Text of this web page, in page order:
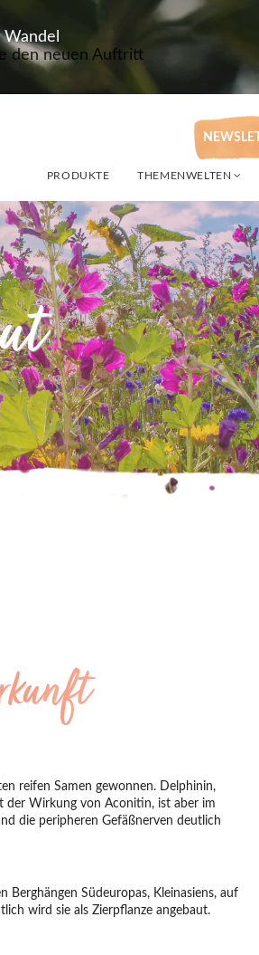
den neuen Auftritt
PRODUKTE THEMENWELTEN
reifen Samen gewonnen. Delphinin,
der Wirkung von Aconitin, ist aber im
die peripheren Gefäßnerven deutlich
Südeuropas, Kleinasiens, auf
wird sie als Zierpflanze angebaut.